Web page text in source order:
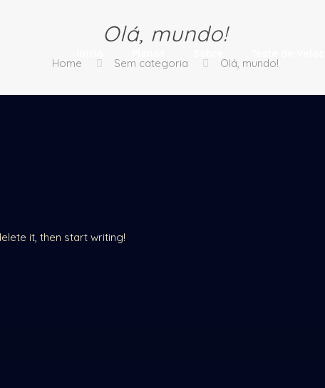
Olá, mundo!
Home Sem categoria Olá, mundo!
it, then start writing!